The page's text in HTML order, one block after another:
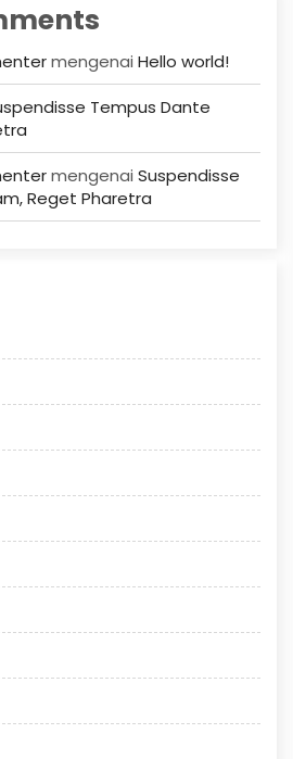
mengenai Hello world!
Tempus Dante
mengenai Suspendisse
Reget Pharetra